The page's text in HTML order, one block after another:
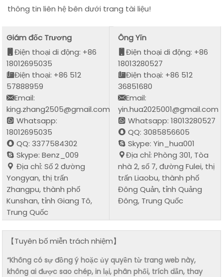
thông tin liên hệ bên dưới trang tài liệu!
Giám đốc Trương
Điện thoại di động: +86
18012695035
Điện thoại: +86 512
57888959
Email:
king.zhang2505@gmail.com
Whatsapp:
18012695035
QQ: 3377584302
Skype: Benz_009
Địa chỉ: Số 2 đường
Yongyan, thị trấn
Zhangpu, thành phố
Kunshan, tỉnh Giang Tô,
Trung Quốc
Ông Yǐn
Điện thoại di động: +86
18013280527
Điện thoại: +86 512
36851680
Email:
yin.hua2025001@gmail.com
Whatsapp: 18013280527
QQ: 3085856605
Skype: Yin_hua001
Địa chỉ: Phòng 301, Tòa
nhà 2, số 7, đường Fulei, thị
trấn Liaobu, thành phố
Đông Quản, tỉnh Quảng
Đông, Trung Quốc
【Tuyên bố miễn trách nhiệm】
“Không có sự đồng ý hoặc ủy quyền từ trang web này,
không ai được sao chép, in lại, phân phối, trích dẫn, thay